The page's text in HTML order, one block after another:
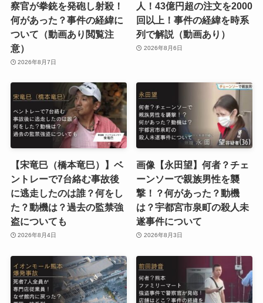
察官が拳銃を発砲し射殺！
何があった？事件の経緯に
ついて（動画あり閲覧注
意）
2026年8月7日
人！43億円超の注文を2000
回以上！事件の経緯を時系
列で解説（動画あり）
2026年8月6日
【宋竜巳（橋本竜巳）】ベ
ントレーで7台絡む事故後
に逃走したのは誰？何をし
た？動機は？過去の監禁強
盗についても
2026年8月4日
画像【永田望】何者？チェ
ーンソーで親族男性を襲
撃！？何があった？動機
は？宇都宮市泉町の殺人未
遂事件について
2026年8月3日